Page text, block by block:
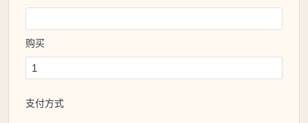
购买
支付方式